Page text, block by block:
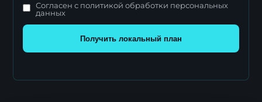
Согласен с политикой обработки персональных
данных
Получить локальный план